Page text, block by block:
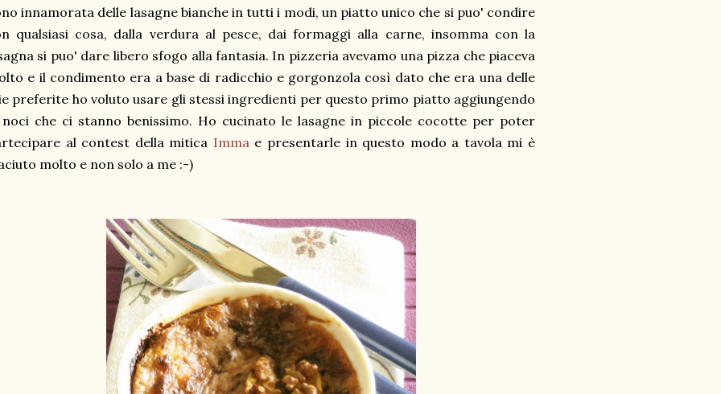
innamorata delle lasagne bianche in tutti i modi, un piatto unico che si puo' condire
qualsiasi cosa, dalla verdura al pesce, dai formaggi alla carne, insomma con la
si puo' dare libero sfogo alla fantasia. In pizzeria avevamo una pizza che piaceva
e il condimento era a base di radicchio e gorgonzola così dato che era una delle
preferite ho voluto usare gli stessi ingredienti per questo primo piatto aggiungendo
che ci stanno benissimo. Ho cucinato le lasagne in piccole cocotte per poter
al contest della mitica Immae presentarle in questo modo a tavola mi è
molto e non solo a me :-)